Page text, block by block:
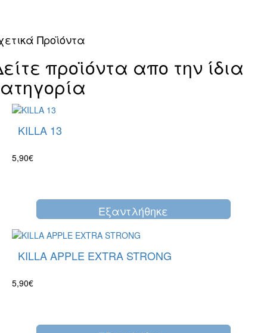
Προϊόντα
προϊόντα απο την ίδια
KILLA 13
5,90€
Eξαντλήθηκε
KILLA APPLE EXTRA STRONG
5,90€